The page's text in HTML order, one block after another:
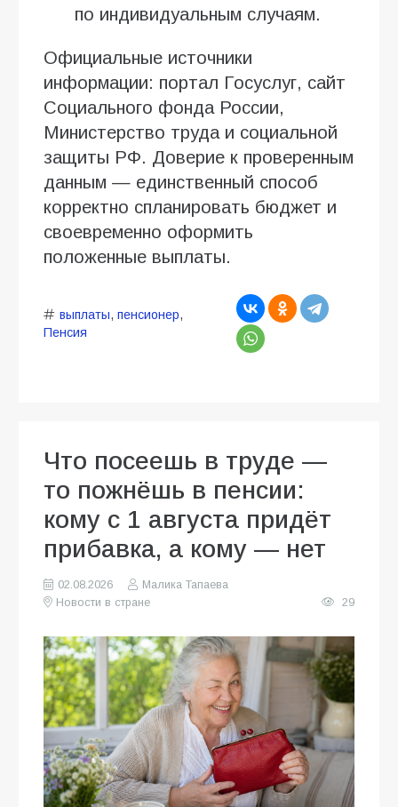
по индивидуальным случаям.
Официальные источники
информации: портал Госуслуг, сайт
Социального фонда России,
Министерство труда и социальной
защиты РФ. Доверие к проверенным
данным — единственный способ
корректно спланировать бюджет и
своевременно оформить
положенные выплаты.
выплаты, пенсионер,
Пенсия
Что посеешь в труде —
то пожнёшь в пенсии:
кому с 1 августа придёт
прибавка, а кому — нет
02.08.2026
Малика Тапаева
Новости в стране
29